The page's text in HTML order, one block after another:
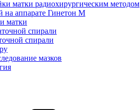
матки радиохирургическим методом
на аппарате Гинетон М
матки
спирали
спирали
мазков